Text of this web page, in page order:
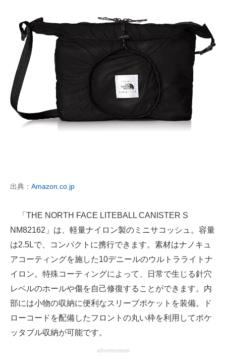
出典： Amazon.co.jp
「THE NORTH FACE LITEBALL CANISTER S
NM82162」は、軽量ナイロン製のミニサコッシュ。容量
は2.5Lで、コンパクトに携行できます。素材はナノキュ
アコーティングを施した10デニールのウルトラライトナ
イロン。特殊コーティングによって、日常で生じる針穴
レベルのホールや傷を自己修復することができます。内
部には小物の収納に便利なスリーブポケットを装備。ド
ローコードを配備したフロントの丸い枠を利用してポケ
ッタブル収納が可能です。
advertisement